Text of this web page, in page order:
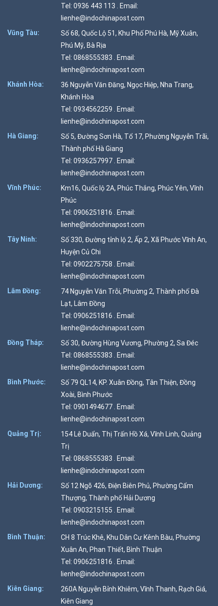
Tel: 0936 443 113 . Email:
lienhe@indochinapost.com
Vũng Tàu:
Số 68, Quốc Lộ 51, Khu Phố Phú Hà, Mỹ Xuân,
Phú Mỹ, Bà Rịa
Tel: 0868555383 . Email:
lienhe@indochinapost.com
Khánh Hòa:
36 Nguyễn Văn Đăng, Ngọc Hiệp, Nha Trang,
Khánh Hòa
Tel: 0934562259 . Email:
lienhe@indochinapost.com
Hà Giang:
Số 5, Đường Sơn Hà, Tổ 17, Phường Nguyễn Trãi,
Thành phố Hà Giang
Tel: 0936257997 . Email:
lienhe@indochinapost.com
Vĩnh Phúc:
Km16, Quốc lộ 2A, Phúc Thắng, Phúc Yên, Vĩnh
Phúc
Tel: 0906251816 . Email:
lienhe@indochinapost.com
Tây Ninh:
Số 330, Đường tỉnh lộ 2, Ấp 2, Xã Phước Vĩnh An,
Huyện Củ Chi
Tel: 0902275758 . Email:
lienhe@indochinapost.com
Lâm Đồng:
74 Nguyễn Văn Trỗi, Phường 2, Thành phố Đà
Lạt, Lâm Đồng
Tel: 0906251816 . Email:
lienhe@indochinapost.com
Đồng Tháp:
Số 30, Đường Hùng Vương, Phường 2, Sa Đéc
Tel: 0868555383 . Email:
lienhe@indochinapost.com
Bình Phước:
Số 79 QL14, KP. Xuân Đồng, Tân Thiện, Đồng
Xoài, Bình Phước
Tel: 0901494677 . Email:
lienhe@indochinapost.com
Quảng Trị:
154 Lê Duẩn, Thị Trấn Hồ Xá, Vĩnh Linh, Quảng
Trị
Tel: 0868555383 . Email:
lienhe@indochinapost.com
Hải Dương:
Số 12 Ngõ 426, Điện Biên Phủ, Phường Cẩm
Thượng, Thành phố Hải Dương
Tel: 0903215155 . Email:
lienhe@indochinapost.com
Bình Thuận:
CH 8 Trúc Khê, Khu Dân Cư Kênh Bàu, Phường
Xuân An, Phan Thiết, Bình Thuận
Tel: 0906251816 . Email:
lienhe@indochinapost.com
Kiên Giang:
260A Nguyễn Bỉnh Khiêm, Vĩnh Thanh, Rạch Giá,
Kiên Giang